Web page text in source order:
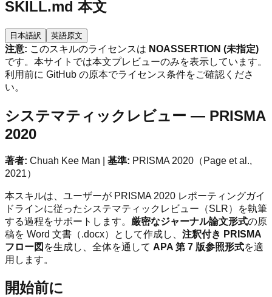
SKILL.md 本文
日本語訳 英語原文
注意: このスキルのライセンスは NOASSERTION (未指定)
です。本サイトでは本文プレビューのみを表示しています。
利用前に GitHub の原本でライセンス条件をご確認くださ
い。
システマティックレビュー — PRISMA
2020
著者: Chuah Kee Man | 基準: PRISMA 2020（Page et al.,
2021）
本スキルは、ユーザーが PRISMA 2020 レポーティングガイ
ドラインに従ったシステマティックレビュー（SLR）を執筆
する過程をサポートします。 厳密なジャーナル論文形式の原
稿を Word 文書（.docx）として作成し、 注釈付き PRISMA
フロー図 を生成し、全体を通して APA 第 7 版参照形式を適
用します。
開始前に